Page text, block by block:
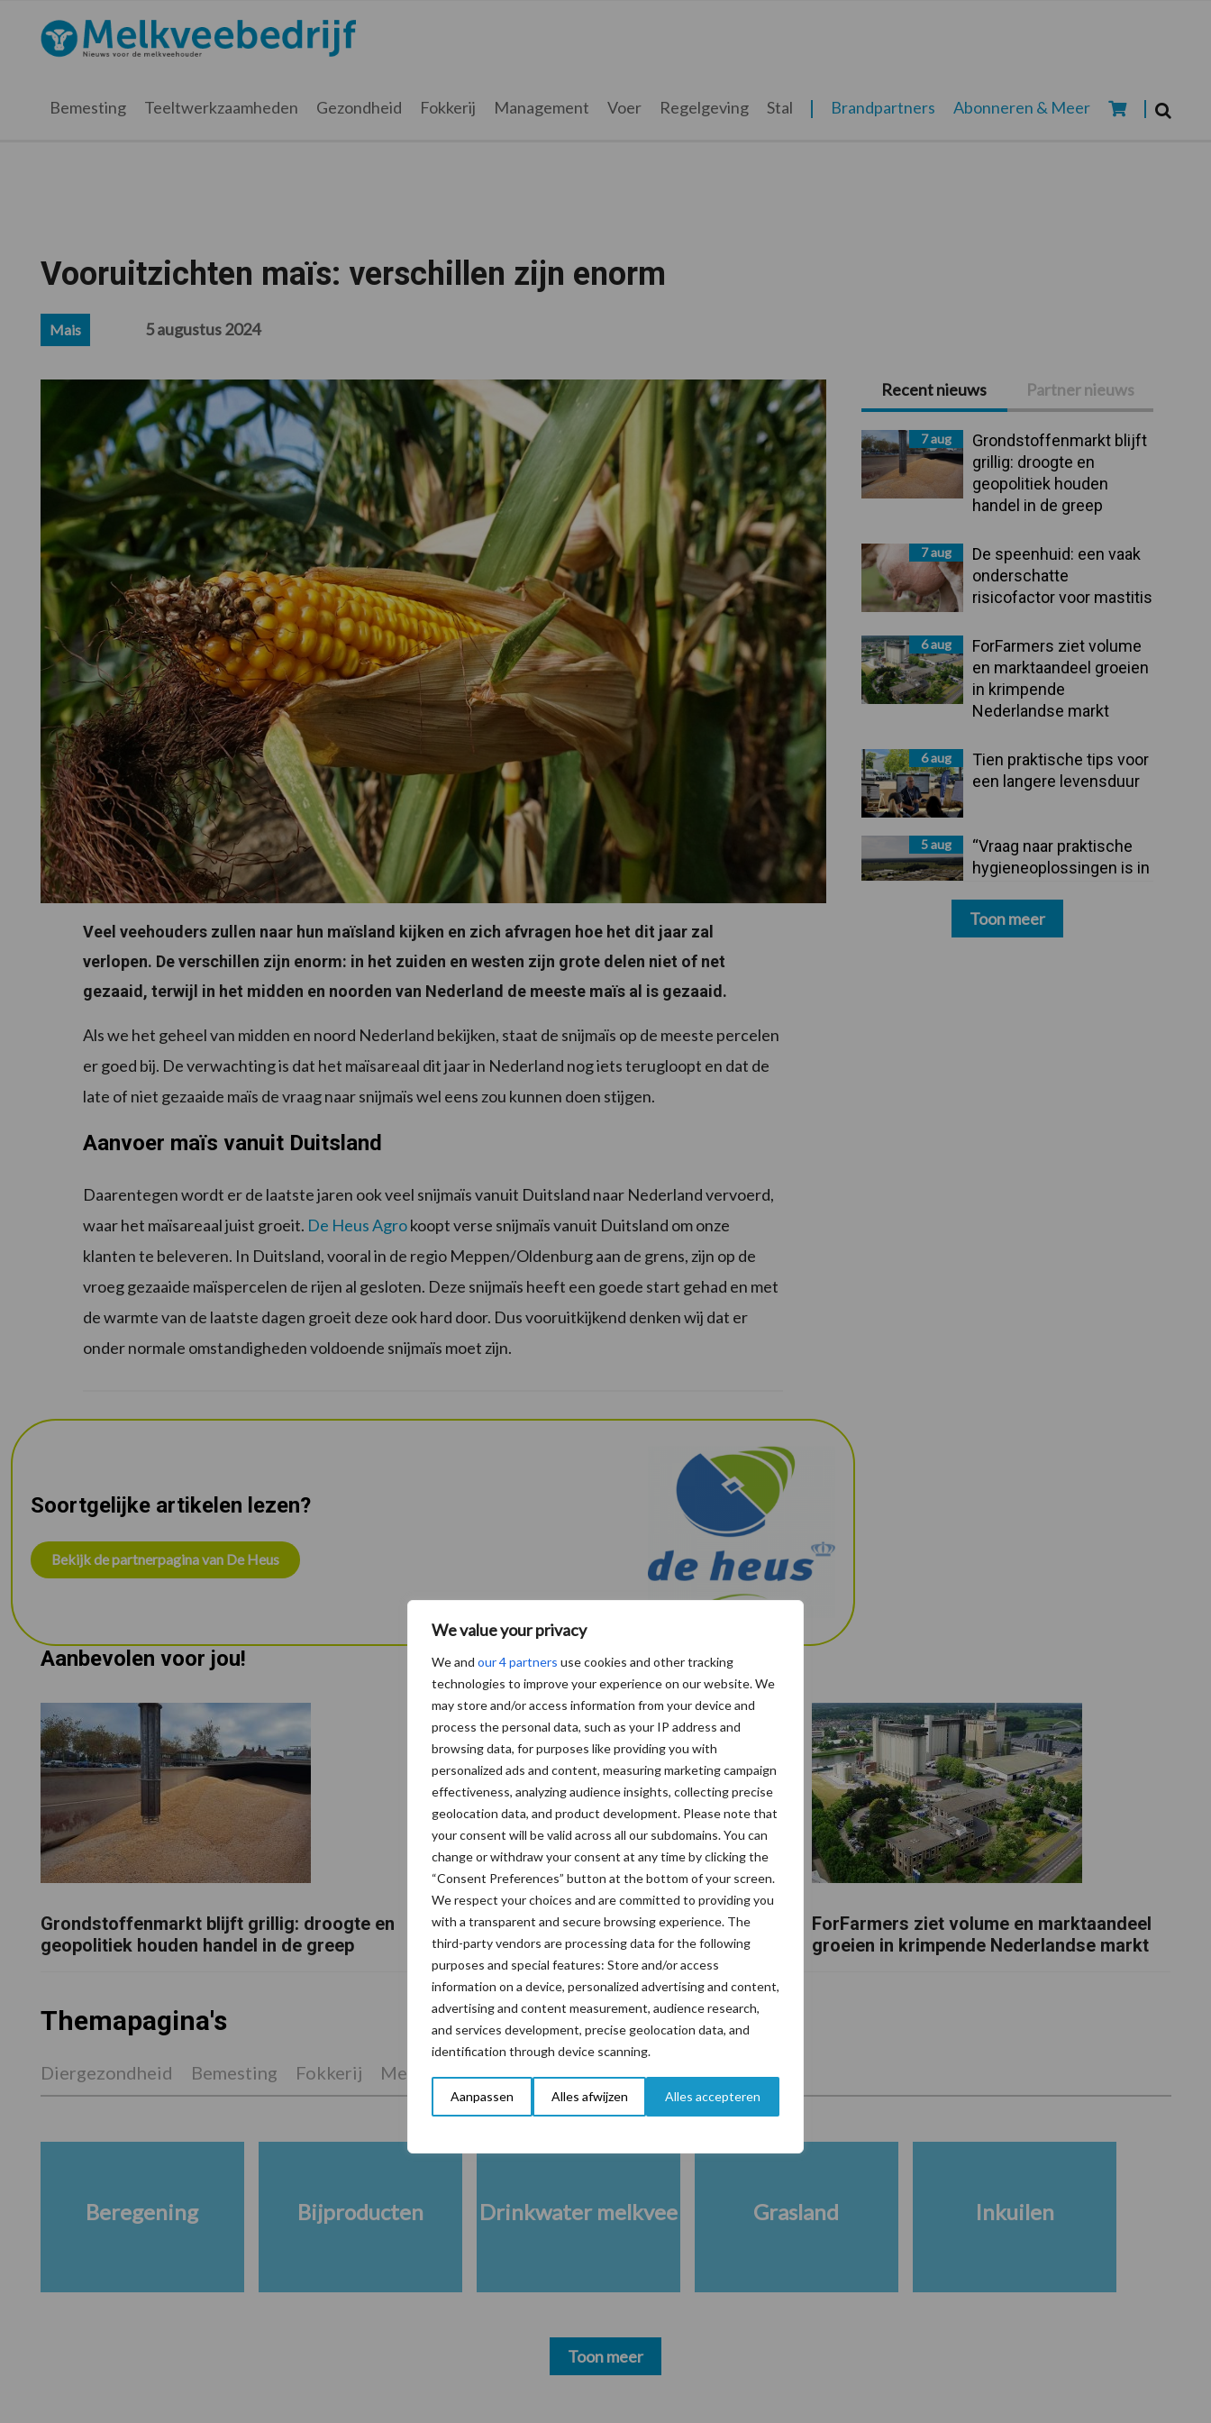
We value your privacy
We and our 4 partners use cookies and other tracking
technologies to improve your experience on our website. We
may store and/or access information from your device and
process the personal data, such as your IP address and
browsing data, for purposes like providing you with
personalized ads and content, measuring marketing campaign
effectiveness, analyzing audience insights, collecting precise
geolocation data, and product development. Please note that
your consent will be valid across all our subdomains. You can
change or withdraw your consent at any time by clicking the
“Consent Preferences” button at the bottom of your screen.
We respect your choices and are committed to providing you
with a transparent and secure browsing experience. The
third-party vendors are processing data for the following
purposes and special features: Store and/or access
information on a device, personalized advertising and content,
advertising and content measurement, audience research,
and services development, precise geolocation data, and
identification through device scanning.
Aanpassen Alles afwijzen Alles accepteren
hoofdnavigatie
hoofd
eerste
voettekst
Melkveebedrijf.nl
Bemesting Teeltwerkzaamheden Gezondheid Fokkerij Management Voer Regelgeving Stal Brandpartners Abonneren & Meer
Vooruitzichten maïs: verschillen zijn enorm
Mais 5 augustus 2024
Veel veehouders zullen naar hun maïsland kijken en zich afvragen hoe het dit jaar zal
verlopen. De verschillen zijn enorm: in het zuiden en westen zijn grote delen niet of net
gezaaid, terwijl in het midden en noorden van Nederland de meeste maïs al is gezaaid.
Als we het geheel van midden en noord Nederland bekijken, staat de snijmaïs op de meeste percelen
er goed bij. De verwachting is dat het maïsareaal dit jaar in Nederland nog iets terugloopt en dat de
late of niet gezaaide maïs de vraag naar snijmaïs wel eens zou kunnen doen stijgen.
Aanvoer maïs vanuit Duitsland
Daarentegen wordt er de laatste jaren ook veel snijmaïs vanuit Duitsland naar Nederland vervoerd,
waar het maïsareaal juist groeit. De Heus Agrokoopt verse snijmaïs vanuit Duitsland om onze
klanten te beleveren. In Duitsland, vooral in de regio Meppen/Oldenburg aan de grens, zijn op de
vroeg gezaaide maïspercelen de rijen al gesloten. Deze snijmaïs heeft een goede start gehad en met
de warmte van de laatste dagen groeit deze ook hard door. Dus vooruitkijkend denken wij dat er
onder normale omstandigheden voldoende snijmaïs moet zijn.
Soortgelijke artikelen lezen?
Bekijk de partnerpagina van De Heus
Primaire
Sidebar
Recent nieuws Partner nieuws
7 aug
Grondstoffenmarkt blijft
grillig: droogte en
geopolitiek houden
handel in de greep
7 aug
De speenhuid: een vaak
onderschatte
risicofactor voor mastitis
6 aug
ForFarmers ziet volume
en marktaandeel groeien
in krimpende
Nederlandse markt
6 aug
Tien praktische tips voor
een langere levensduur
5 aug
“Vraag naar praktische
hygieneoplossingen is in
Toon meer
Aanbevolen voor jou!
Grondstoffenmarkt blijft grillig: droogte en
geopolitiek houden handel in de greep
De speenhuid: een vaak onderschatte
risicofactor voor mastitis
ForFarmers ziet volume en marktaandeel
groeien in krimpende Nederlandse markt
Themapagina's
Diergezondheid Bemesting Fokkerij Melkveebedrijf Veevoer Wet en regelgeving
Beregening Bijproducten Drinkwater melkvee Grasland Inkuilen
Toon meer